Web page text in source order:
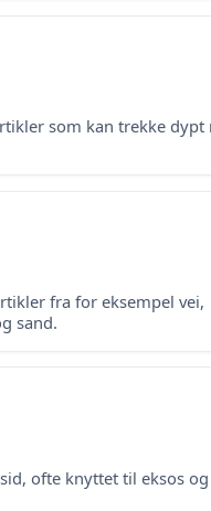
som kan trekke dypt
fra for eksempel vei,
sand.
ofte knyttet til eksos